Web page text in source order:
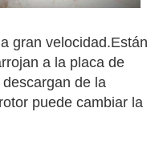
gran velocidad.Están
a la placa de
de la
puede cambiar la